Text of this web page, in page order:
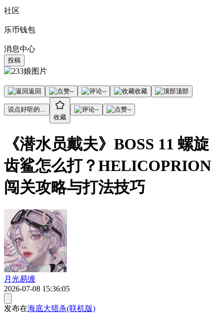
社区
乐币钱包
消息中心
投稿
返回 -- -- 收藏 顶部
说点好听的...
收藏
-- --
《潜水员戴夫》BOSS 11 螺旋
齿鲨怎么打？HELICOPRION
闯关攻略与打法技巧
月光易缠
2026-07-08 15:36:05
发布在海底大猎杀(联机版)